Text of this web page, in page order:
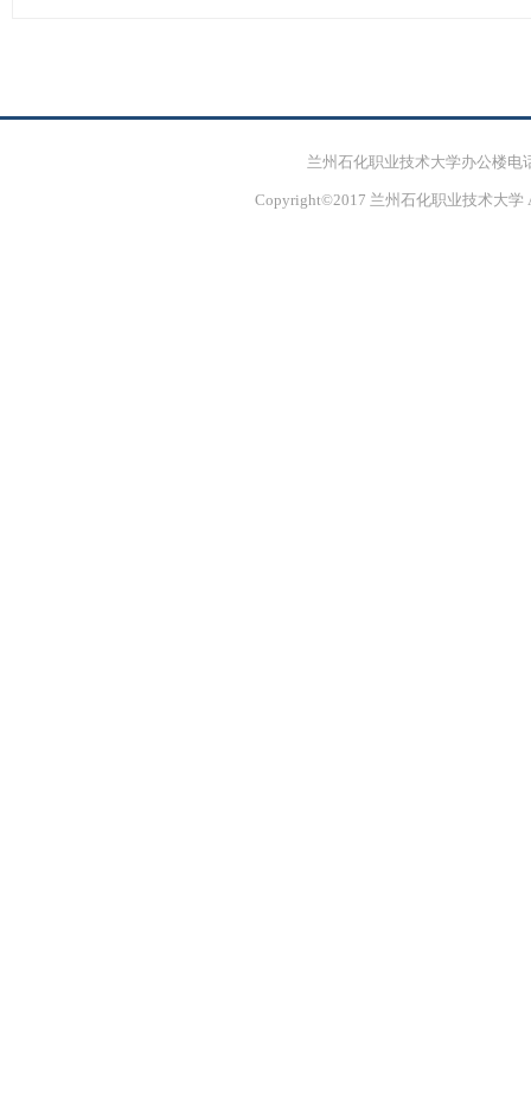
兰州石化职业技术大学办公楼电
Copyright©2017 兰州石化职业技术大学